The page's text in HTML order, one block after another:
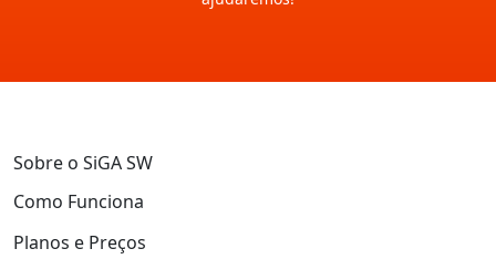
Sobre o SiGA SW
Como Funciona
Planos e Preços